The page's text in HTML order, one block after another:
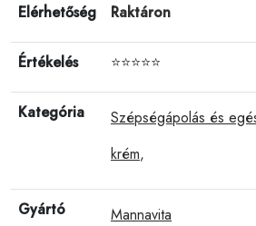
Elérhetőség Raktáron
Értékelés ⭐⭐⭐⭐⭐
Kategória Szépségápolás és
krém,
Gyártó Mannavita